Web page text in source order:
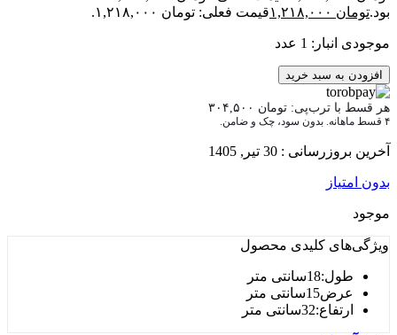
قیمت فعلی: تومان ۱,۲۱۸,۰۰۰.
1 عدد
سبد خرید
ترب‌پی:تومان ۳۰۴,۵۰۰
: 30 تیر, 1405
کلیدیمحصول